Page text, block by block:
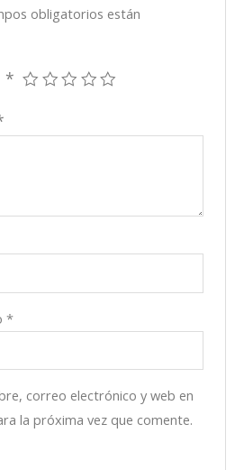
obligatorios están
*
*
correo electrónico y web en
la próxima vez que comente.